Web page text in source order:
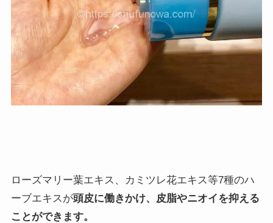
ローズマリー葉エキス、カミツレ花エキス等7種のハ
ーブエキスが頭皮に働きかけ、皮脂やニオイを抑える
ことができます。